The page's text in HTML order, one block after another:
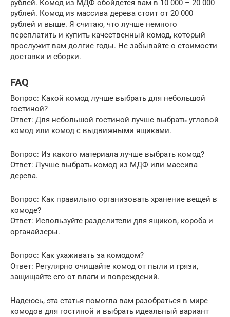
рублей. Комод из МДФ обойдется вам в 10 000 – 20 000
рублей. Комод из массива дерева стоит от 20 000
рублей и выше. Я считаю, что лучше немного
переплатить и купить качественный комод, который
прослужит вам долгие годы. Не забывайте о стоимости
доставки и сборки.
FAQ
Вопрос: Какой комод лучше выбрать для небольшой
гостиной?
Ответ: Для небольшой гостиной лучше выбрать угловой
комод или комод с выдвижными ящиками.
Вопрос: Из какого материала лучше выбрать комод?
Ответ: Лучше выбрать комод из МДФ или массива
дерева.
Вопрос: Как правильно организовать хранение вещей в
комоде?
Ответ: Используйте разделители для ящиков, короба и
органайзеры.
Вопрос: Как ухаживать за комодом?
Ответ: Регулярно очищайте комод от пыли и грязи,
защищайте его от влаги и повреждений.
Надеюсь, эта статья помогла вам разобраться в мире
комодов для гостиной и выбрать идеальный вариант